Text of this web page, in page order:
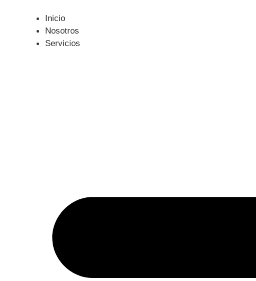
contenido
Inicio
Nosotros
Servicios